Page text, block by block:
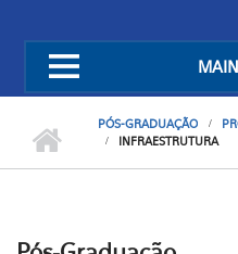
PÓS-GRADUAÇÃO
INFRAESTRUTURA